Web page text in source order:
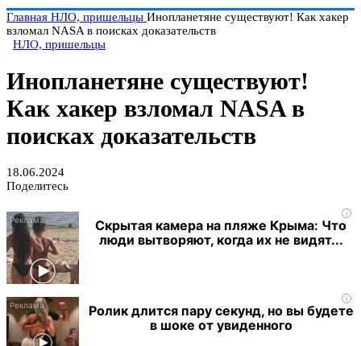
Главная НЛО, пришельцы Инопланетяне существуют! Как хакер
взломал NASA в поисках доказательств
НЛО, пришельцы
Инопланетяне существуют!
Как хакер взломал NASA в
поисках доказательств
18.06.2024
Поделитесь
i
Скрытая камера на пляже Крыма: Что
люди вытворяют, когда их не видят...
i
Ролик длится пару секунд, но вы будете
в шоке от увиденного